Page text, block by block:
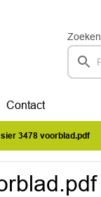
Zoeken
Contact
3478 voorblad.pdf